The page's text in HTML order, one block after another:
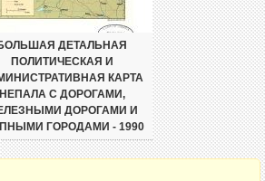
ДЕТАЛЬНАЯ
ПОЛИТИЧЕСКАЯ И
КАРТА
НЕПАЛА С ДОРОГАМИ,
ДОРОГАМИ И
ГОРОДАМИ - 1990